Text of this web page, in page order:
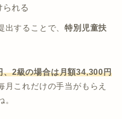
られる
出することで、特別児童扶
2級の場合は月額34,300円
月これだけの手当がもらえ
。